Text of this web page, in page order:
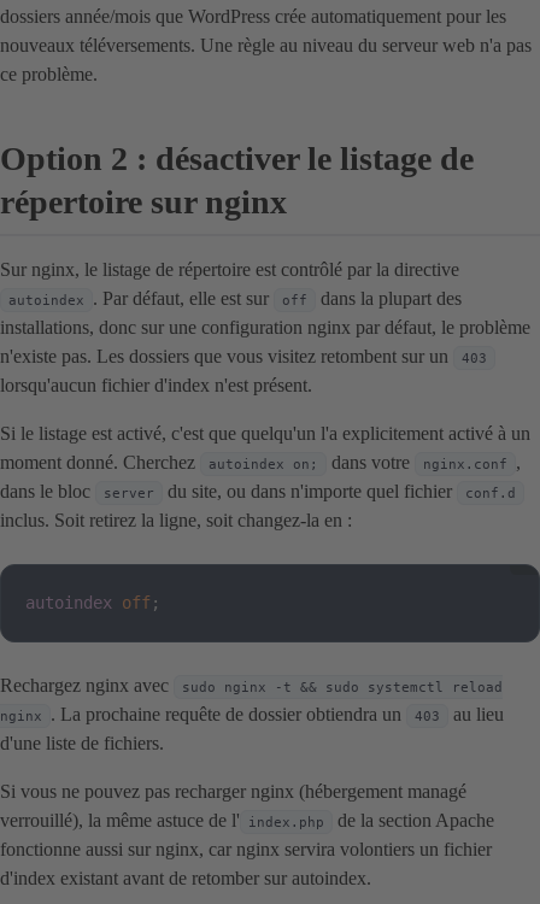
dossiers année/mois que WordPress crée automatiquement pour les
nouveaux téléversements. Une règle au niveau du serveur web n'a pas
ce problème.
Option 2 : désactiver le listage de
répertoire sur nginx
Sur nginx, le listage de répertoire est contrôlé par la directive
autoindex . Par défaut, elle est sur off
dans la plupart des
installations, donc sur une configuration nginx par défaut, le problème
n'existe pas. Les dossiers que vous visitez retombent sur un
403
lorsqu'aucun fichier d'index n'est présent.
Si le listage est activé, c'est que quelqu'un l'a explicitement activé à un
moment donné. Cherchez
autoindex on; dans votre nginx.conf
,
dans le bloc
server du site, ou dans n'importe quel fichier conf.d
inclus. Soit retirez la ligne, soit changez-la en :
autoindex off ;
Rechargez nginx avec
sudo nginx -t && sudo systemctl reload
nginx
. La prochaine requête de dossier obtiendra un 403
au lieu
d'une liste de fichiers.
Si vous ne pouvez pas recharger nginx (hébergement managé
verrouillé), la même astuce de l'
index.php
de la section Apache
fonctionne aussi sur nginx, car nginx servira volontiers un fichier
d'index existant avant de retomber sur autoindex.